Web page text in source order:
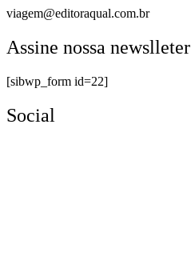
viagem@editoraqual.com.br
Assine nossa newslleter
[sibwp_form id=22]
Social